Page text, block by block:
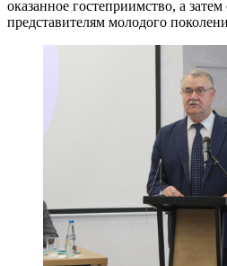
оказанное гостеприимство, а затем
представителям молодого